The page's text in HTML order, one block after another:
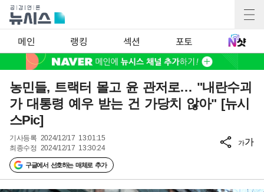
메인 랭킹 섹션 포토
농민들, 트랙터 몰고 윤 관저로… "내란수괴
가 대통령 예우 받는 건 가당치 않아" [뉴시
스Pic]
기사등록 2024/12/17 13:01:15
최종수정 2024/12/17 13:30:24
구글에서 선호하는 매체로 추가
가가